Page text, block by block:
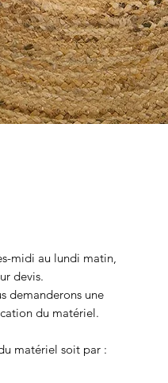
midi au lundi matin,
devis.
demanderons une
du matériel.
matériel soit par :